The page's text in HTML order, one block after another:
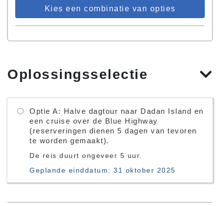
Kies een combinatie van opties
Oplossingsselectie
Optie A: Halve dagtour naar Dadan Island en
een cruise over de Blue Highway
(reserveringen dienen 5 dagen van tevoren
te worden gemaakt).
De reis duurt ongeveer 5 uur.
Geplande einddatum: 31 oktober 2025